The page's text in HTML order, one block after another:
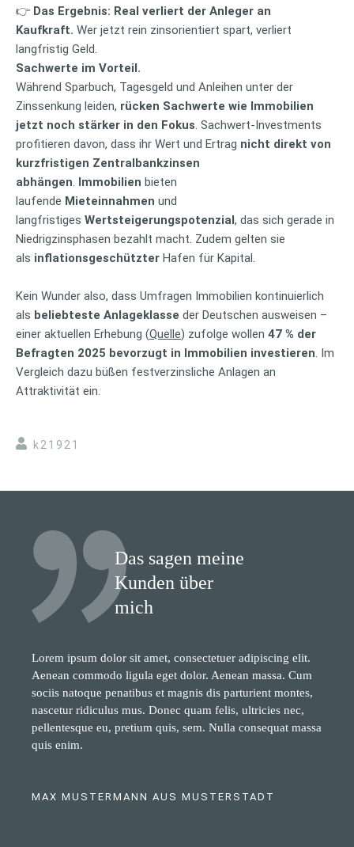
👉 Das Ergebnis: Real verliert der Anleger an
Kaufkraft. Wer jetzt rein zinsorientiert spart, verliert
langfristig Geld.
Sachwerte im Vorteil.
Während Sparbuch, Tagesgeld und Anleihen unter der
Zinssenkung leiden, rücken Sachwerte wie Immobilien
jetzt noch stärker in den Fokus. Sachwert-Investments
profitieren davon, dass ihr Wert und Ertrag nicht direkt von
kurzfristigen Zentralbankzinsen
abhängen. Immobilien bieten
laufende Mieteinnahmen und
langfristiges Wertsteigerungspotenzial, das sich gerade in
Niedrigzinsphasen bezahlt macht. Zudem gelten sie
als inflationsgeschützter Hafen für Kapital.
Kein Wunder also, dass Umfragen Immobilien kontinuierlich
als beliebteste Anlageklasse der Deutschen ausweisen –
einer aktuellen Erhebung (Quelle) zufolge wollen 47 % der
Befragten 2025 bevorzugt in Immobilien investieren. Im
Vergleich dazu büßen festverzinsliche Anlagen an
Attraktivität ein.
k21921
Das sagen meine
Kunden über
mich
Lorem ipsum dolor sit amet, consectetuer adipiscing elit.
Aenean commodo ligula eget dolor. Aenean massa. Cum
sociis natoque penatibus et magnis dis parturient montes,
nascetur ridiculus mus. Donec quam felis, ultricies nec,
pellentesque eu, pretium quis, sem. Nulla consequat massa
quis enim.
MAX MUSTERMANN AUS MUSTERSTADT